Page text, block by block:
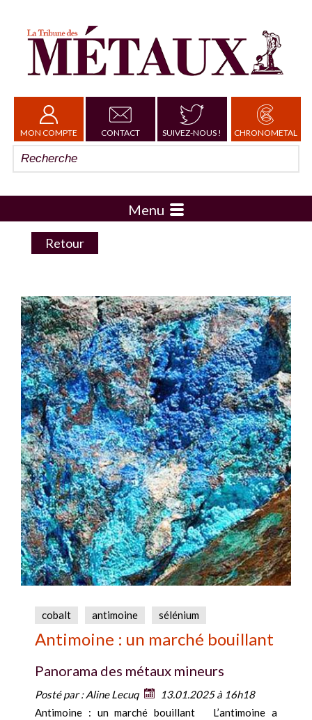
MON COMPTE CONTACT SUIVEZ-NOUS ! CHRONOMETAL
Menu
Retour
cobalt antimoine sélénium
Antimoine : un marché bouillant
Panorama des métaux mineurs
Posté par :Aline Lecuq
13.01.2025 à 16h18
Antimoine : un marché bouillant L’antimoine a